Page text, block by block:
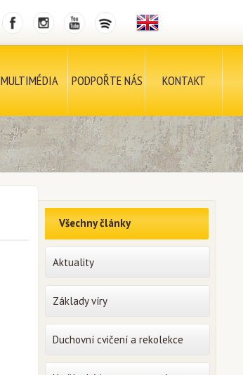
MULTIMÉDIA PODPOŘTE NÁS KONTAKT
Všechny články
Aktuality
Základy víry
Duchovní cvičení a rekolekce